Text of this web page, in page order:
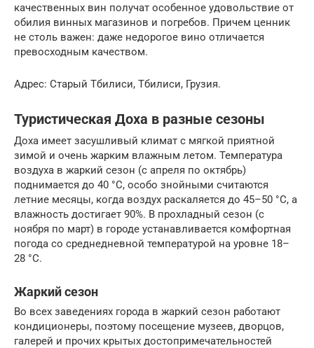
качественных вин получат особенное удовольствие от
обилия винных магазинов и погребов. Причем ценник
не столь важен: даже недорогое вино отличается
превосходным качеством.
Адрес: Старый Тбилиси, Тбилиси, Грузия.
Туристическая Доха в разные сезоны
Доха имеет засушливый климат с мягкой приятной
зимой и очень жарким влажным летом. Температура
воздуха в жаркий сезон (с апреля по октябрь)
поднимается до 40 °C, особо знойными считаются
летние месяцы, когда воздух раскаляется до 45–50 °C, а
влажность достигает 90%. В прохладный сезон (с
ноября по март) в городе устанавливается комфортная
погода со среднедневной температурой на уровне 18–
28 °C.
Жаркий сезон
Во всех заведениях города в жаркий сезон работают
кондиционеры, поэтому посещение музеев, дворцов,
галерей и прочих крытых достопримечательностей